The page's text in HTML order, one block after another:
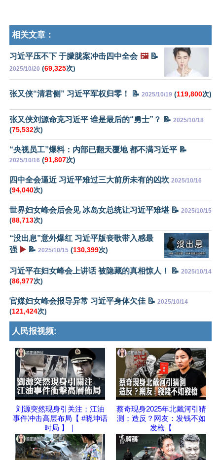
相关文章：
习近平压不下 于朦胧案冲击四中全会 🖼️📝
2025/10/20 (69,325次)
张又侠“清君侧” 习近平军权归零！ 📝 2025/10/19 (119,800次)
张又侠刘源命克习近平 谁是最后的“勇士”？ 📝 2025/10/18
(75,532次)
“央视员工”爆料：内部已翻天覆地 都不满习近平 📝
2025/10/16 (91,807次)
四中全会逼近 习近平难过三大前所未有的凶坎 2025/10/16
(94,040次)
世界妇女峰会后会见 冰岛女总统让习近平难堪 📝 2025/10/15
(88,713次)
“没出息”意外爆红 习近平版丧歌带入感最
强 ▶️ 📝 2025/10/15 (130,399次)
习近平在妇女峰会上讲话 被隐藏的真相惊人！ 📝 2025/10/14
(86,977次)
官媒妇女峰会报导异常 习近平身体欠佳 📝 2025/10/14
(121,424次)
人民报视频:
刘源突然现身引关注；江油
事件冲击高层布局【 #晓坤话
时局 】｜
蔡奇现身2025年北戴河引猜
测；造反？网友：发钱不如
发枪【